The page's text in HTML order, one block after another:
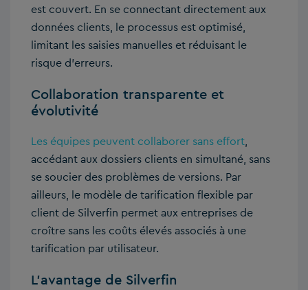
est couvert. En se connectant directement aux
données clients, le processus est optimisé,
limitant les saisies manuelles et réduisant le
risque d’erreurs.
Collaboration transparente et
évolutivité
Les équipes peuvent collaborer sans effort,
accédant aux dossiers clients en simultané, sans
se soucier des problèmes de versions. Par
ailleurs, le modèle de tarification flexible par
client de Silverfin permet aux entreprises de
croître sans les coûts élevés associés à une
tarification par utilisateur.
L’avantage de Silverfin